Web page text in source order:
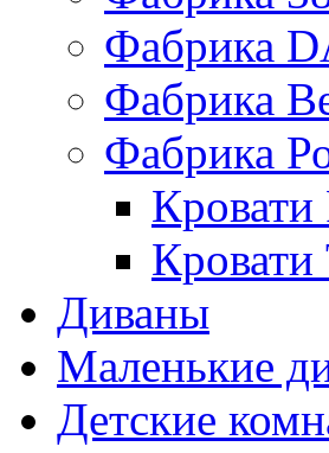
Фабрика
Фабрика
Фабрика
Кровати
Диваны
Маленькие
Детские